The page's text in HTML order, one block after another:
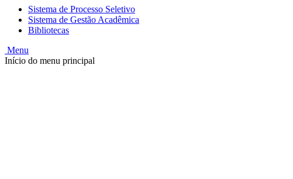
Sistema de Processo Seletivo
Sistema de Gestão Acadêmica
Bibliotecas
Menu
Início do menu principal